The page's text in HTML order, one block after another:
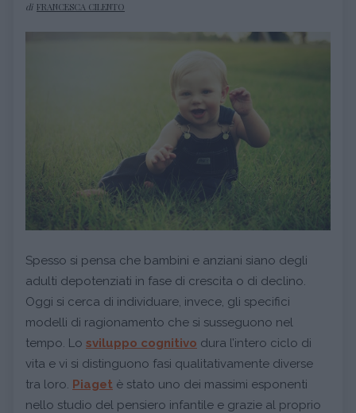
di FRANCESCA CILENTO
Spesso si pensa che bambini e anziani siano degli
adulti depotenziati in fase di crescita o di declino.
Oggi si cerca di individuare, invece, gli specifici
modelli di ragionamento che si susseguono nel
tempo. Lo sviluppo cognitivo dura l’intero ciclo di
vita e vi si distinguono fasi qualitativamente diverse
tra loro. Piaget è stato uno dei massimi esponenti
nello studio del pensiero infantile e grazie al proprio